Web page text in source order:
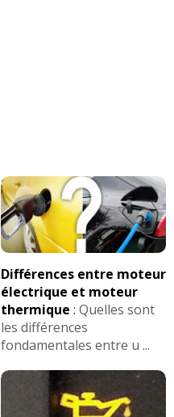
Différences entre moteur
électrique et moteur
thermique : Quelles sont
les différences
fondamentales entre u ...